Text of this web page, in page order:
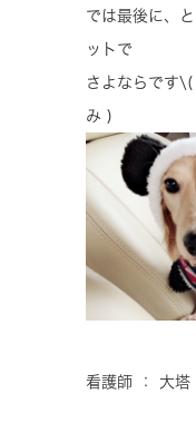
では最後に、
ットで
さよならです
み )
看護師 ： 大塔